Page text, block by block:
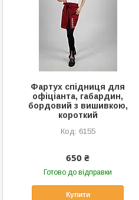
Фартух спідниця для
офіціанта, габардин,
бордовий з вишивкою,
короткий
6155
650 ₴
Готово до відправки
Купити